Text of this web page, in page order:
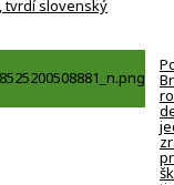
tvrdí slovenský